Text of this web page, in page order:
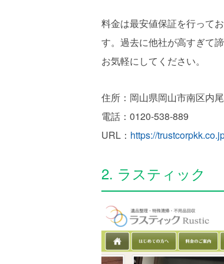
料金は最安値保証を行って
す。過去に他社が高すぎて
お気軽にしてください。
住所：岡山県岡山市南区内
電話：0120-538-889
URL： https://
2. ラスティック